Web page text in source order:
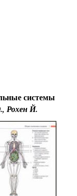
системы
Рохен Й.